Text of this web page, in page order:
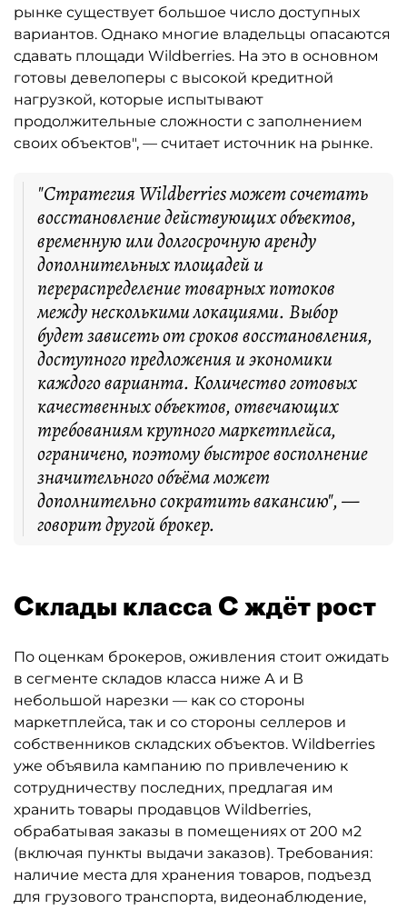
рынке существует большое число доступных
вариантов. Однако многие владельцы опасаются
сдавать площади Wildberries. На это в основном
готовы девелоперы с высокой кредитной
нагрузкой, которые испытывают
продолжительные сложности с заполнением
своих объектов", — считает источник на рынке.
"Стратегия Wildberries может сочетать
восстановление действующих объектов,
временную или долгосрочную аренду
дополнительных площадей и
перераспределение товарных потоков
между несколькими локациями. Выбор
будет зависеть от сроков восстановления,
доступного предложения и экономики
каждого варианта. Количество готовых
качественных объектов, отвечающих
требованиям крупного маркетплейса,
ограничено, поэтому быстрое восполнение
значительного объёма может
дополнительно сократить вакансию", —
говорит другой брокер.
Склады класса С ждёт рост
По оценкам брокеров, оживления стоит ожидать
в сегменте складов класса ниже А и В
небольшой нарезки — как со стороны
маркетплейса, так и со стороны селлеров и
собственников складских объектов. Wildberries
уже объявила кампанию по привлечению к
сотрудничеству последних, предлагая им
хранить товары продавцов Wildberries,
обрабатывая заказы в помещениях от 200 м2
(включая пункты выдачи заказов). Требования:
наличие места для хранения товаров, подъезд
для грузового транспорта, видеонаблюдение,